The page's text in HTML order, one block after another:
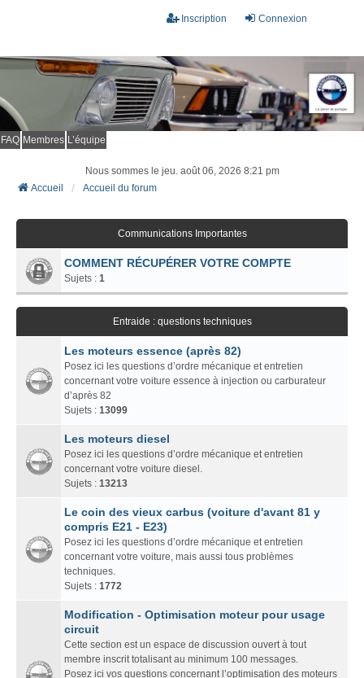
Connexion
Inscription
FAQ Membres L’équipe
Nous sommes le jeu. août 06, 2026 8:21 pm
Accueil
Accueil du forum
Communications Importantes
COMMENT RÉCUPÉRER VOTRE COMPTE
Sujets : 1
Entraide : questions techniques
Les moteurs essence (après 82)
Posez ici les questions d’ordre mécanique et entretien
concernant votre voiture essence à injection ou carburateur
d’après 82
Sujets : 13099
Les moteurs diesel
Posez ici les questions d’ordre mécanique et entretien
concernant votre voiture diesel.
Sujets : 13213
Le coin des vieux carbus (voiture d'avant 81 y
compris E21 - E23)
Posez ici les questions d’ordre mécanique et entretien
concernant votre voiture, mais aussi tous problèmes
techniques.
Sujets : 1772
Modification - Optimisation moteur pour usage
circuit
Cette section est un espace de discussion ouvert à tout
membre inscrit totalisant au minimum 100 messages.
Posez ici vos questions concernant l’optimisation des moteurs